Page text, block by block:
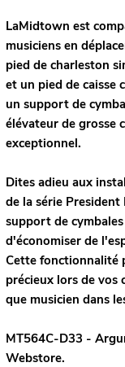
LaMidtown est
musiciens en
pied de charleston
et un pied de caisse
un support de
élévateur de grosse
exceptionnel.
Dites adieu aux
de la série
support de
d'économiser de
Cette fonctionnalité
précieux lors de vos
que musicien dans
MT564C-D33 -
Webstore.